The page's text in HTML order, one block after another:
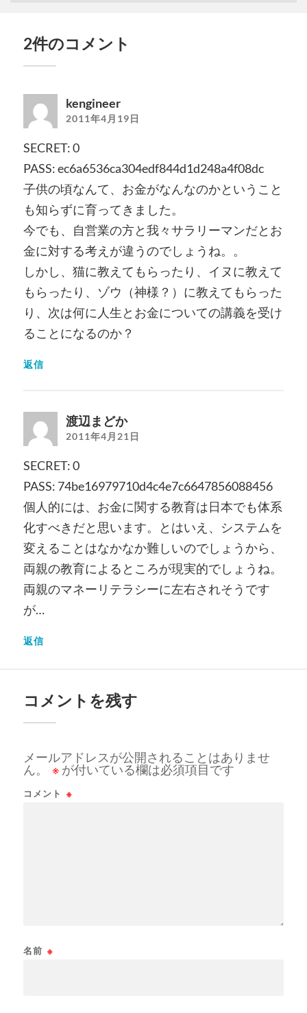
2件のコメント
kengineer
2011年4月19日
SECRET: 0
PASS: ec6a6536ca304edf844d1d248a4f08dc
子供の頃なんて、お金がなんなのかということ
も知らずに育ってきました。
今でも、自営業の方と我々サラリーマンだとお
金に対する考えが違うのでしょうね。。
しかし、猫に教えてもらったり、イヌに教えて
もらったり、ゾウ（神様？）に教えてもらった
り、次は何に人生とお金についての講義を受け
ることになるのか？
返信
渡辺まどか
2011年4月21日
SECRET: 0
PASS: 74be16979710d4c4e7c6647856088456
個人的には、お金に関する教育は日本でも体系
化すべきだと思います。とはいえ、システムを
変えることはなかなか難しいのでしょうから、
両親の教育によるところが現実的でしょうね。
両親のマネーリテラシーに左右されそうです
が…
返信
コメントを残す
メールアドレスが公開されることはありませ
ん。
※ が付いている欄は必須項目です
コメント ※
名前 ※